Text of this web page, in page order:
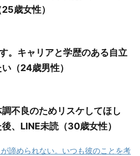
歳女性）
。キャリアと学歴のある自立
（24歳男性）
不良のためリスケしてほし
、LINE未読（30歳女性）
諦められない。いつも彼のことを考